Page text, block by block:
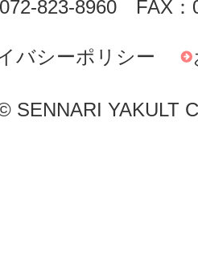
823-8960 FAX：
バシーポリシー
SENNARI YAKULT